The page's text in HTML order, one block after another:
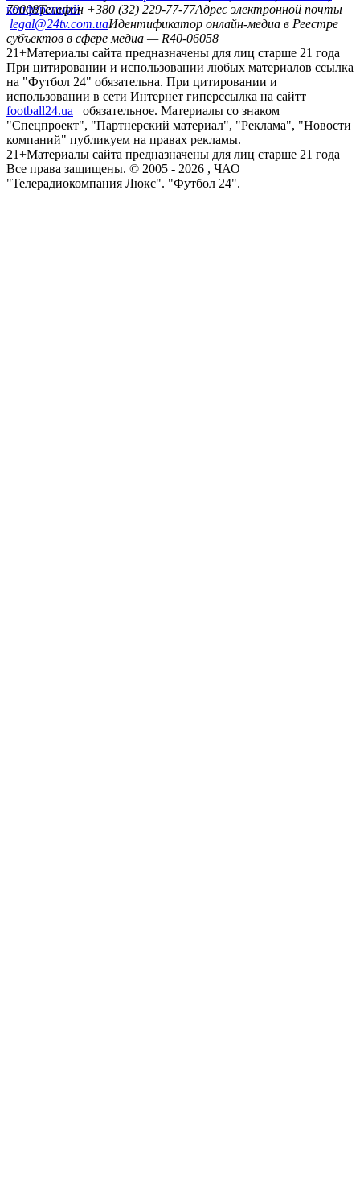
конференций
79008Телефон +380 (32) 229-77-77Адрес электронной почты
legal@24tv.com.uaИдентификатор онлайн-медиа в Реестре
субъектов в сфере медиа — R40-06058
21+Материалы сайта предназначены для лиц старше 21 года
При цитировании и использовании любых материалов ссылка
на "Футбол 24" обязательна. При цитировании и
использовании в сети Интернет гиперссылка на сайтт
football24.ua
обязательное. Материалы со знаком
"Спецпроект", "Партнерский материал", "Реклама", "Новости
компаний" публикуем на правах рекламы.
21+Материалы сайта предназначены для лиц старше 21 года
Все права защищены. © 2005 - 2026 , ЧАО
"Телерадиокомпания Люкс". "Футбол 24".